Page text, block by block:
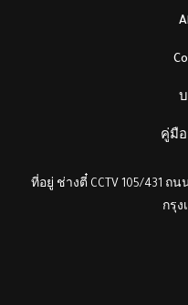
คู่มือ
ที่อยู่ ช่างตี๋ CCTV 105/431
กรุง